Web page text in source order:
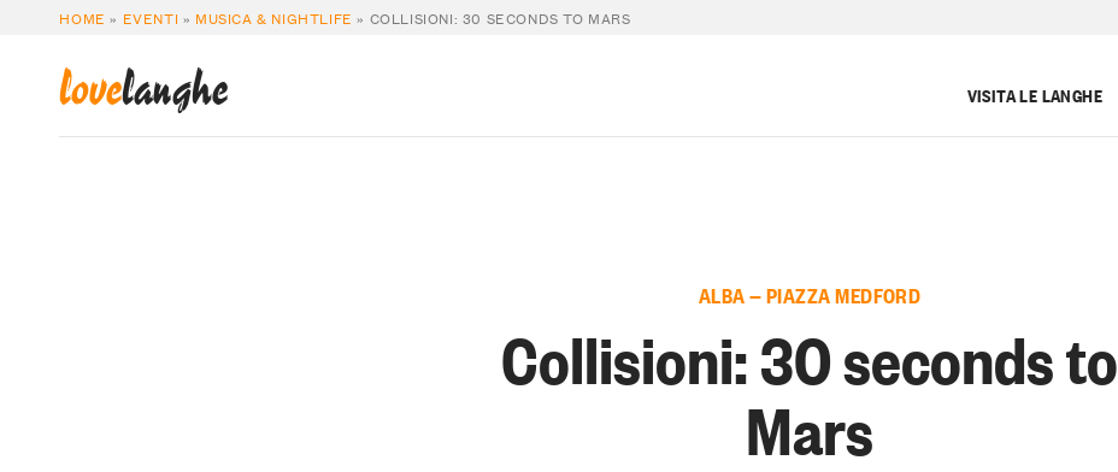
HOME » EVENTI » MUSICA & NIGHTLIFE » COLLISIONI: 30 SECONDS TO MARS
lovelanghe VISITA LE LANGHE
ALBA — PIAZZA MEDFORD
Collisioni: 30 seconds to
Mars